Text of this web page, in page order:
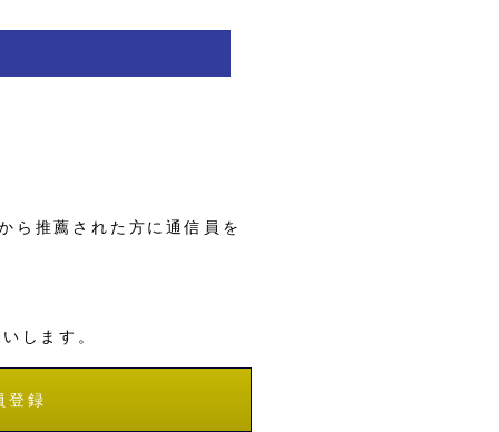
ら推薦された方に通信員を
します。
登録